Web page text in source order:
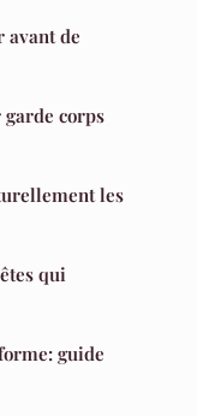
avant de
corps
les
qui
guide